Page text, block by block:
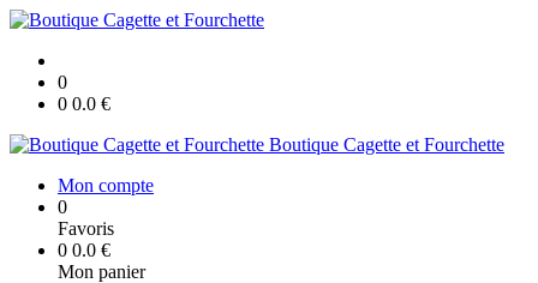
0
0 0.0 €
Boutique Cagette et Fourchette
Mon compte
0
Favoris
0 0.0 €
Mon panier